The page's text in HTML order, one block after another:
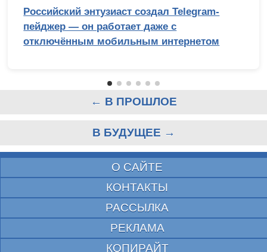
Российский энтузиаст создал Telegram-
пейджер — он работает даже с
отключённым мобильным интернетом
← В ПРОШЛОЕ
В БУДУЩЕЕ →
О САЙТЕ
КОНТАКТЫ
РАССЫЛКА
РЕКЛАМА
КОПИРАЙТ